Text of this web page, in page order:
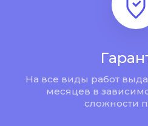
На все виды работ
месяцев в
сложности